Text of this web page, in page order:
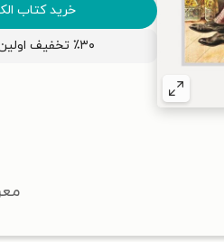
خرید کتاب
٪۳۰ تخفیف اولین خرید کتاب با کد